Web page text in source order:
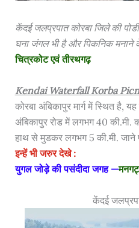
केंदई जलप्रपात कोरबा जिले की
घना जंगल भी है और पिकनिक मनाने
चित्रकोट एवं तीरथगढ़
Kendai Waterfall Korba
कोरबा अंबिकापुर मार्ग में स्थित है,
अंबिकापुर रोड में लगभग 40 की.मी.
हाथ से मुडकर लगभग 5 की.मी. जाने
इन्हें भी जरुर देखे :
युगल जोड़े की पसंदीदा जगह —
केंदई